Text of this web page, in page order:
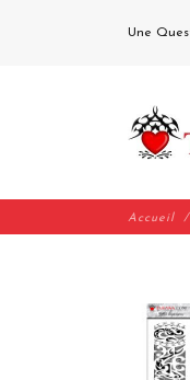
Une
Accueil